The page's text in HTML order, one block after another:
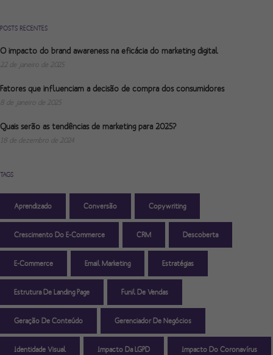
POSTS RECENTES
O impacto do brand awareness na eficácia do marketing digital
22 de janeiro de 2025
Fatores que influenciam a decisão de compra dos consumidores
8 de janeiro de 2025
Quais serão as tendências de marketing para 2025?
18 de dezembro de 2024
TAGS
Aprendizado Conversão Copywriting
Crescimento Do E-Commerce CRM Descoberta
E-Commerce Email Marketing Estratégias
Estrutura De Landing Page Funil De Vendas
Geração De Conteúdo Gerenciador De Negócios
Identidade Visual Impacto Da LGPD Impacto Do Coronavírus